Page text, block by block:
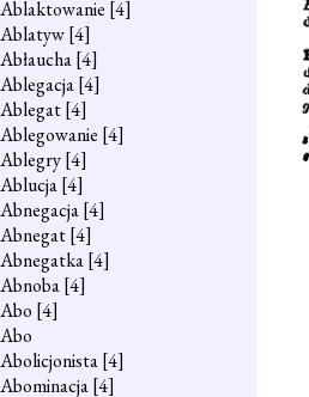
Ablaktowanie [4]
Ablatyw[4]
Abłaucha[4]
Ablegacja[4]
Ablegat[4]
Ablegowanie [4]
Ablegry[4]
Ablucja[4]
Abnegacja[4]
Abnegat[4]
Abnegatka[4]
Abnoba[4]
Abo [4]
Abo
Abolicjonista[4]
Abominacja[4]